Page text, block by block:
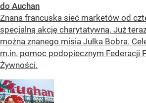
do Auchan
Znana francuska sieć marketów od
specjalną akcję charytatywną. Już
można znanego misia Julka Bobra.
m.in. pomoc podopiecznym Federacji
Żywności.